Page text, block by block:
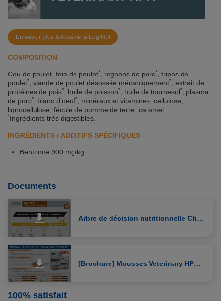
En savoir plus & Accéder à LogiNut
COMPOSITION
Cou de poulet, foie de poulet*, rognons de porc*, tripes de
poulet*, viande de poulet désossée mécaniquement*, extrait de
protéines de pois*, huile de poisson*, huile de tournesol*, plasma
de porc*, blanc d’oeuf*, minéraux et vitamines, cellulose,
lignocellulose, fécule de pomme de terre, caramel.
*Ingrédients très digestibles.
INGRÉDIENTS / ADDITIFS SPÉCIFIQUES
Bentonite 900 mg/kg
Documents
Arbre de décision nutritionnelle Chiens Digestive Support humide
[Brochure] Mousses Veterinary HPM Digestive Support
100% satisfait